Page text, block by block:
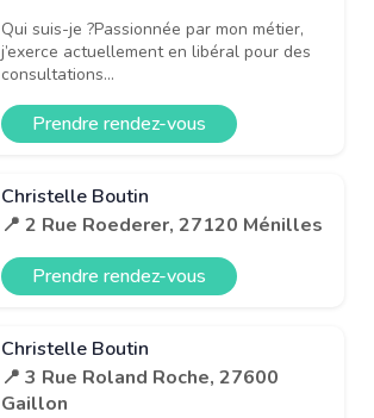
Qui suis-je ?Passionnée par mon métier,
j’exerce actuellement en libéral pour des
consultations...
Prendre rendez-vous
Christelle Boutin
📍 2 Rue Roederer, 27120 Ménilles
Prendre rendez-vous
Christelle Boutin
📍 3 Rue Roland Roche, 27600
Gaillon